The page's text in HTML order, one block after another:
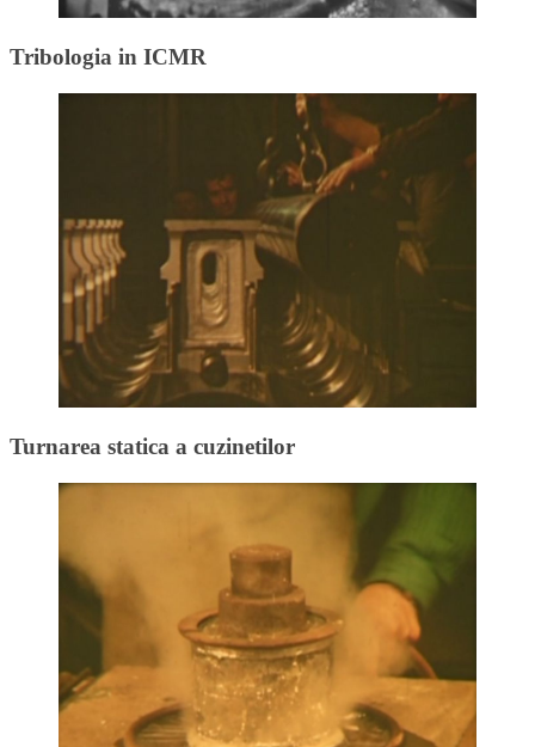
Tribologia in ICMR
Turnarea statica a cuzinetilor